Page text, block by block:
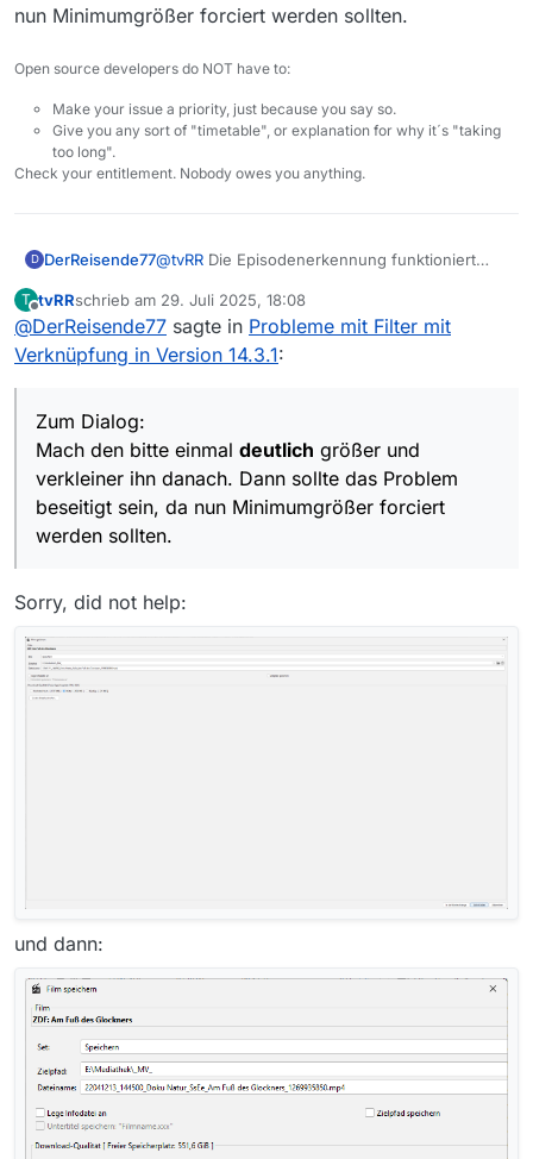
nun Minimumgrößer forciert werden sollten.
Open source developers do NOT have to:
Make your issue a priority, just because you say so.
Give you any sort of "timetable", or explanation for why it´s "taking
too long".
Check your entitlement. Nobody owes you anything.
D DerReisende77@tvRR Die Episodenerkennung funktioniert
3Sat
ARD
ARD-alpha
ONE
RBB
SWR (im nächsten nightly drin)
Bei den anderen Sendern habe ich zum
Zeitpukt der Implementierung keine
und kann das ergänzen.
Mach den bitte einmal
deutlich
größer und
verkleiner ihn danach. Dann sollte das Problem
beseitigt sein, da nun Minimumgrößer forciert
werden sollten.
T
Offline
tvRRschrieb am 29. Juli 2025, 18:08
zuletzt editiert von
@DerReisende77 sagte in Probleme mit Filter mit
Verknüpfung in Version 14.3.1:
Zum Dialog:
Mach den bitte einmal deutlich größer und
verkleiner ihn danach. Dann sollte das Problem
beseitigt sein, da nun Minimumgrößer forciert
werden sollten.
Sorry, did not help:
und dann: